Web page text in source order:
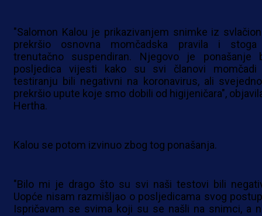
"Salomon Kalou je prikazivanjem snimke iz
prekršio osnovna momčadska pravila i
trenutačno suspendiran. Njegovo je ponašanje
posljedica vijesti kako su svi članovi momčadi
testiranju bili negativni na koronavirus, ali
prekršio upute koje smo dobili od higijeničara",
Hertha.
Kalou se potom izvinuo zbog tog ponašanja.
"Bilo mi je drago što su svi naši testovi bili
Uopće nisam razmišljao o posljedicama svog
Ispričavam se svima koji su se našli na snimci, a